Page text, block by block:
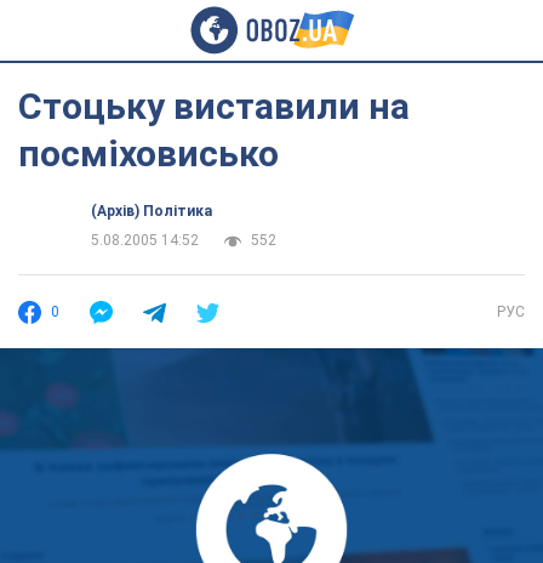
Стоцьку виставили на
посміховисько
(Архів) Політика
5.08.2005 14:52
552
0 РУС